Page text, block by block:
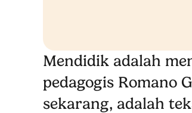
Mendidik adalah
pedagogis Romano
sekarang, adalah